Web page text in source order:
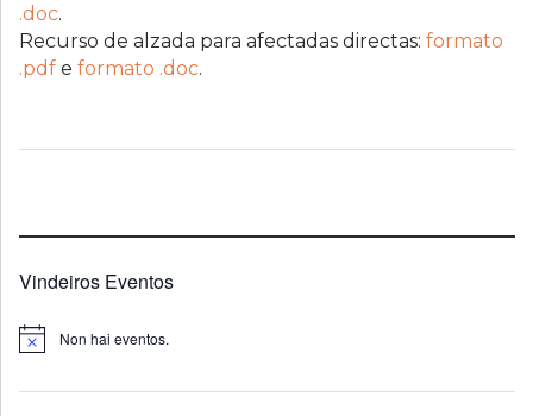
.doc.
Recurso de alzada para afectadas directas: formato
.pdf e formato .doc.
Vindeiros Eventos
Notice Non hai eventos.